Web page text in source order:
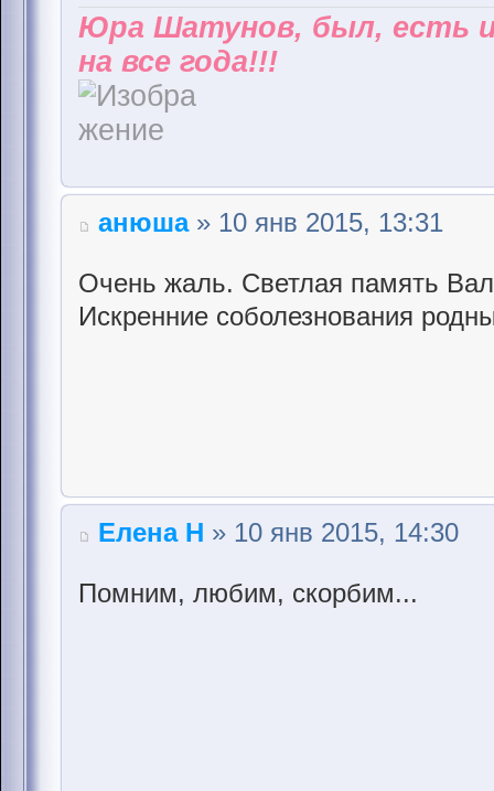
Юра Шатунов, был, есть
на все года!!!
анюша» 10 янв 2015, 13:31
Очень жаль. Светлая память
Искренние соболезнования
Елена Н » 10 янв 2015, 14:30
Помним, любим, скорбим...